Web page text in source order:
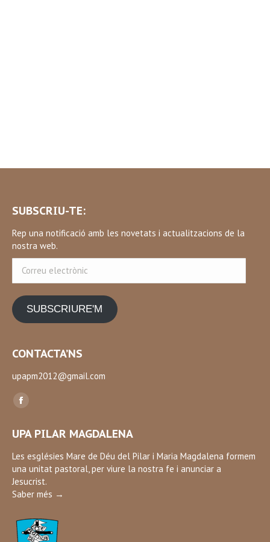
SUBSCRIU-TE:
Rep una notificació amb les novetats i actualitzacions de la
nostra web.
electrònic
SUBSCRIURE'M
CONTACTA’NS
upapm2012@gmail.com
Find us on:
Facebook
opens
in
new
window
UPA PILAR MAGDALENA
Les esglésies Mare de Déu del Pilar i Maria Magdalena formem
una unitat pastoral, per viure la nostra fe i anunciar a
Jesucrist.
Saber més →